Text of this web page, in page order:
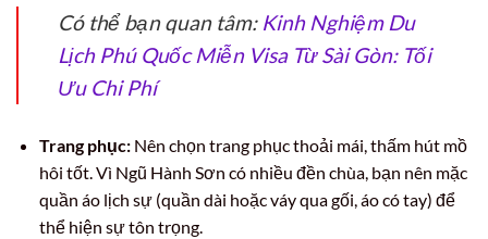
Có thể bạn quan tâm: Kinh Nghiệm Du
Lịch Phú Quốc Miễn Visa Từ Sài Gòn: Tối
Ưu Chi Phí
Trang phục:Nên chọn trang phục thoải mái, thấm hút mồ
hôi tốt. Vì Ngũ Hành Sơn có nhiều đền chùa, bạn nên mặc
quần áo lịch sự (quần dài hoặc váy qua gối, áo có tay) để
thể hiện sự tôn trọng.